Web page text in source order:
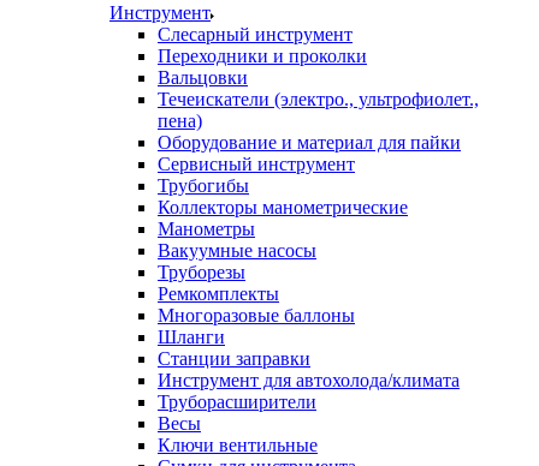
Инструмент
Слесарный инструмент
Переходники и проколки
Вальцовки
Течеискатели (электро., ультрофиолет.,
пена)
Оборудование и материал для пайки
Сервисный инструмент
Трубогибы
Коллекторы манометрические
Манометры
Вакуумные насосы
Труборезы
Ремкомплекты
Многоразовые баллоны
Шланги
Станции заправки
Инструмент для автохолода/климата
Труборасширители
Весы
Ключи вентильные